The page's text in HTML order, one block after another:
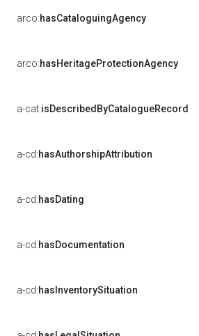
arco:hasCataloguingAgency
arco:hasHeritageProtectionAgency
a-cat:isDescribedByCatalogueRecord
a-cd:hasAuthorshipAttribution
a-cd:hasDating
a-cd:hasDocumentation
a-cd:hasInventorySituation